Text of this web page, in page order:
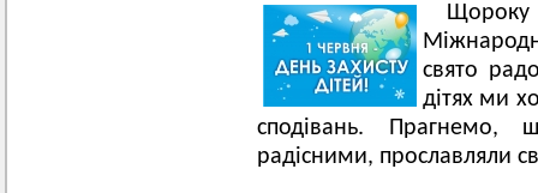
Щороку
свято
дітях ми
сподівань.
радісними, прославляли